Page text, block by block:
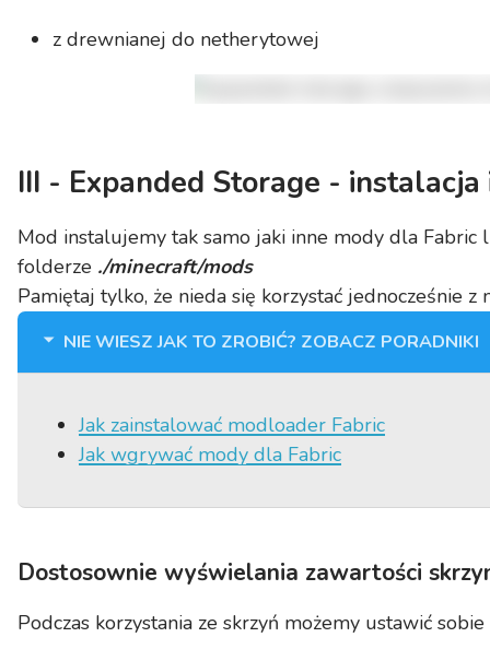
z drewnianej do netherytowej
III - Expanded Storage - instalacja
Mod instalujemy tak samo jaki inne mody dla
folderze ./minecraft/mods
Pamiętaj tylko, że nieda się korzystać jednocześnie
NIE WIESZ JAK TO ZROBIĆ? ZOBACZ PORADNIKI
Jak zainstalować modloader Fabric
Jak wgrywać mody dla Fabric
Dostosownie wyświelania zawartości
Podczas korzystania ze skrzyń możemy ustawić